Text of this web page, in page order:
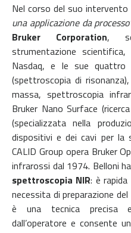
Nel corso del suo
una applicazione da
Bruker Corporation,
strumentazione
Nasdaq, e le sue quattro
(spettroscopia di
massa, spettroscopia
Bruker Nano Surface
(specializzata nella
dispositivi e dei cavi per la
CALID Group opera Bruker
infrarossi dal 1974. Belloni
spettroscopia NIR: è
necessita di preparazione
è una tecnica precisa
dall’operatore e consente